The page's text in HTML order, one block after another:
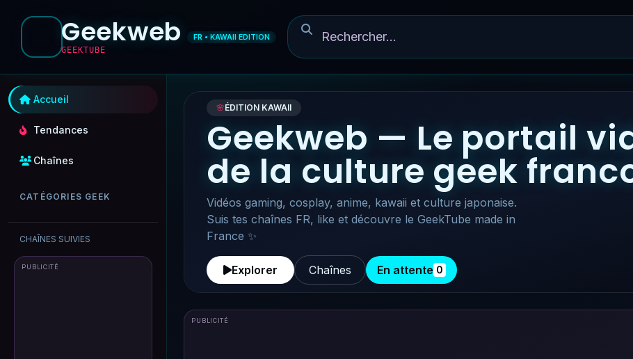
Geekweb
GEEKTUBE
FR • KAWAII EDITION
Accueil
Tendances
Chaînes
CATÉGORIES GEEK
CHAÎNES SUIVIES
PUBLICITÉ
🌸ÉDITION KAWAII
Geekweb — Le portail
de la culture geek
Vidéos gaming, cosplay, anime, kawaii et culture japonaise.
Suis tes chaînes FR, like et découvre le GeekTube made in
France ✨
Explorer Chaînes En attente 0
PUBLICITÉ